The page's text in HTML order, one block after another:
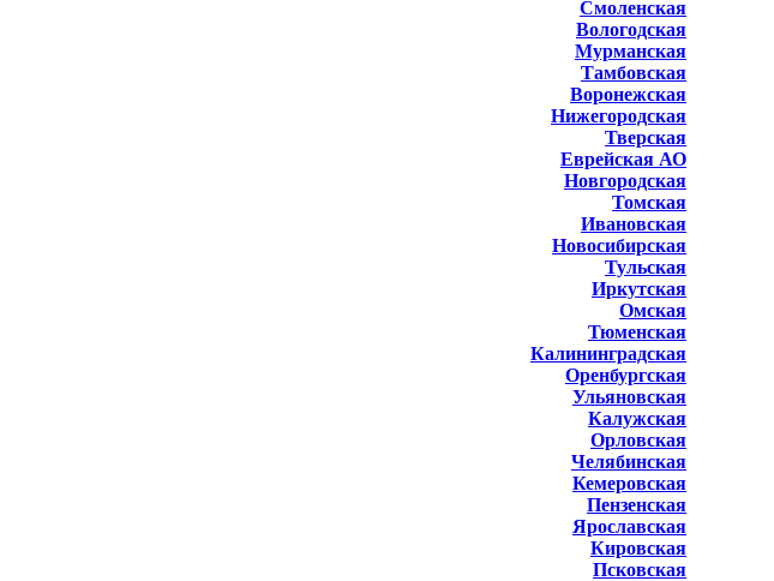
Смоленская
Вологодская
Мурманская
Тамбовская
Воронежская
Нижегородская
Тверская
Еврейская АО
Новгородская
Томская
Ивановская
Новосибирская
Тульская
Иркутская
Омская
Тюменская
Калининградская
Оренбургская
Ульяновская
Калужская
Орловская
Челябинская
Кемеровская
Пензенская
Ярославская
Кировская
Псковская